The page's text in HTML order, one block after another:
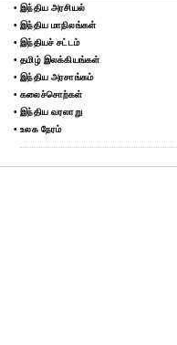
• இந்திய அரசியல்
• இந்திய மாநிலங்கள்
• இந்தியச் சட்டம்
• தமிழ் இலக்கியங்கள்
• இந்திய அரசாங்கம்
• கலைச்சொற்கள்
• இந்திய வரலாறு
• உலக நேரம்